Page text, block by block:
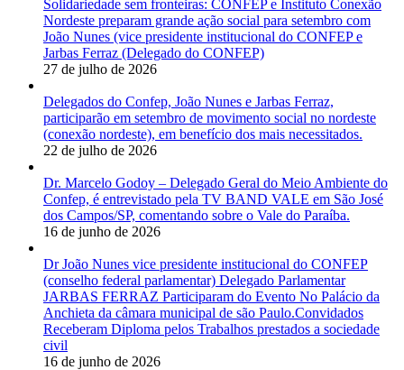
Solidariedade sem fronteiras: CONFEP e Instituto Conexão
Nordeste preparam grande ação social para setembro com
João Nunes (vice presidente institucional do CONFEP e
Jarbas Ferraz (Delegado do CONFEP)
27 de julho de 2026
Delegados do Confep, João Nunes e Jarbas Ferraz,
participarão em setembro de movimento social no nordeste
(conexão nordeste), em benefício dos mais necessitados.
22 de julho de 2026
Dr. Marcelo Godoy – Delegado Geral do Meio Ambiente do
Confep, é entrevistado pela TV BAND VALE em São José
dos Campos/SP, comentando sobre o Vale do Paraíba.
16 de junho de 2026
Dr João Nunes vice presidente institucional do CONFEP
(conselho federal parlamentar) Delegado Parlamentar
JARBAS FERRAZ Participaram do Evento No Palácio da
Anchieta da câmara municipal de são Paulo.Convidados
Receberam Diploma pelos Trabalhos prestados a sociedade
civil
16 de junho de 2026